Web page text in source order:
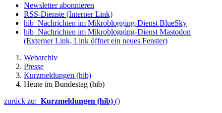
Newsletter abonnieren
RSS-Dienste (Interner Link)
hib_Nachrichten im Mikroblogging-Dienst BlueSky
hib_Nachrichten im Mikroblogging-Dienst Mastodon
(Externer Link, Link öffnet ein neues Fenster)
Webarchiv
Presse
Kurzmeldungen (hib)
Heute im Bundestag (hib)
zurück zu: Kurzmeldungen (hib) ()